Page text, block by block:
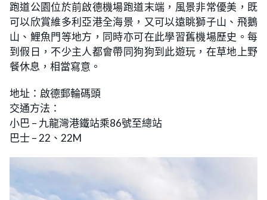
跑道公園位於前啟德機場跑道末端，風景非常優美，既
可以欣賞維多利亞港全海景，又可以遠眺獅子山、飛鵝
山、鯉魚門等地方，同時亦可在此學習舊機場歷史。每
到假日，不少主人都會帶同狗狗到此遊玩，在草地上野
餐休息，相當寫意。
地址：啟德郵輪碼頭
交通方法：
小巴 – 九龍灣港鐵站乘86號至總站
巴士 – 22、22M